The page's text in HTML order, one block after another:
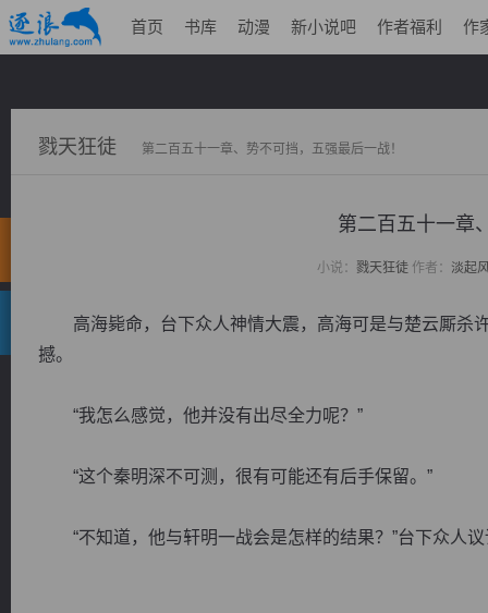
首页 书库 动漫 新小说吧 作者福利 作
戮天狂徒 第二百五十一章、势不可挡，五强最后一战！
第二百五十一章
小说： 戮天狂徒作者： 淡起
高海毙命，台下众人神情大震，高海可是与楚云厮杀
撼。
“我怎么感觉，他并没有出尽全力呢？”
“这个秦明深不可测，很有可能还有后手保留。”
“不知道，他与轩明一战会是怎样的结果？”台下众人议